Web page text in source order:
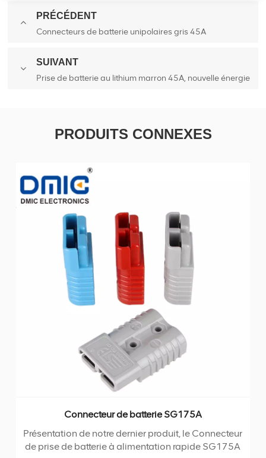
PRÉCÉDENT
Connecteurs de batterie unipolaires gris 45A
SUIVANT
Prise de batterie au lithium marron 45A, nouvelle énergie
PRODUITS CONNEXES
Connecteur de batterie SG175A
Présentation de notre dernier produit, le Connecteur
de prise de batterie à alimentation rapide SG175A